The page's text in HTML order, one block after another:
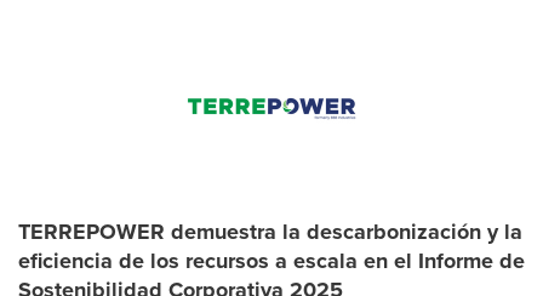
TERREPOWER demuestra la descarbonización y la
eficiencia de los recursos a escala en el Informe de